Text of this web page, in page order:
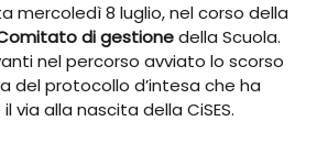
mercoledì 8 luglio, nel corso della
di gestionedella Scuola.
nel percorso avviato lo scorso
del protocollo d’intesa che ha
alla nascita della CiSES.